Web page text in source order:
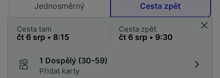
Jednosměrný
Cesta zpět
Cesta tam Cesta zpět
1 Dospělý (30-59)
Přidat karty